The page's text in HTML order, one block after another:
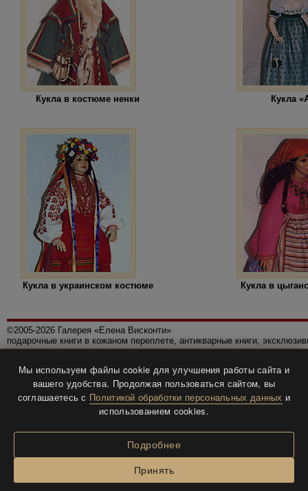
Кукла в костюме ненки Кукла
Кукла в украинском костюме Кукла в
©2005-2026 Галерея «Елена Висконти»
подарочные книги в кожаном переплете, антикварные книги,
Политика конфиденциальности
Все права защищены.
Разработка и дизайнBTV-info.
Мы используем файлы cookie для улучшения работы сайта и
вашего удобства. Продолжая пользоваться сайтом, вы
соглашаетесь с Политикой обработки персональных данных и
использованием cookies.
Подробнее
Принять